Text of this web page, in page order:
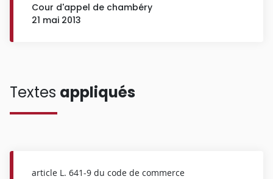
Cour d'appel de chambéry
21 mai 2013
Textes appliqués
article L. 641-9 du code de commerce